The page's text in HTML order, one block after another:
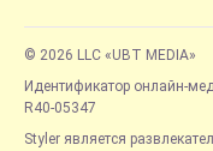
© 2026 LLC «UBT MEDIA»
Идентификатор онлайн-
R40-05347
Styler является